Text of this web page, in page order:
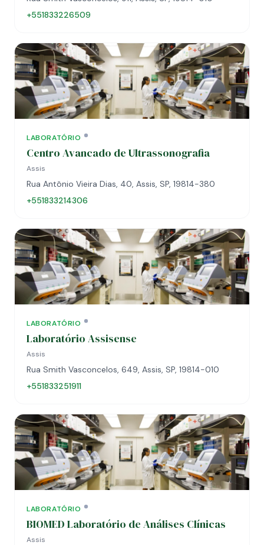
+551833226509
LABORATÓRIO
Centro Avancado de Ultrassonografia
Assis
Rua Antônio Vieira Dias, 40, Assis, SP, 19814-380
+551833214306
LABORATÓRIO
Laboratório Assisense
Assis
Rua Smith Vasconcelos, 649, Assis, SP, 19814-010
+551833251911
LABORATÓRIO
BIOMED Laboratório de Análises Clínicas
Assis